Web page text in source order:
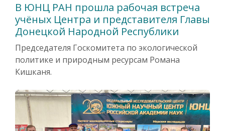
В ЮНЦ РАН прошла рабочая встреча
учёных Центра и представителя Главы
Донецкой Народной Республики
Председателя Госкомитета по экологической
политике и природным ресурсам Романа
Кишканя.